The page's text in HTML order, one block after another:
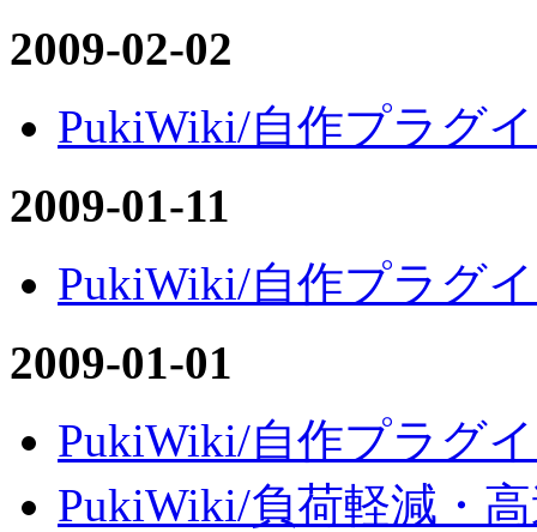
2009-02-02
PukiWiki/自作プラグ
2009-01-11
PukiWiki/自作プラグ
2009-01-01
PukiWiki/自作プラグ
PukiWiki/負荷軽減・高